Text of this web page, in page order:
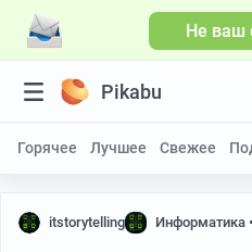
Не ваш
Pikabu
Горячее Лучшее Свежее
itstorytelling Информатика